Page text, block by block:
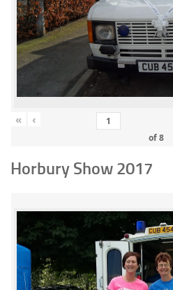
« ‹
of8
Horbury Show 2017